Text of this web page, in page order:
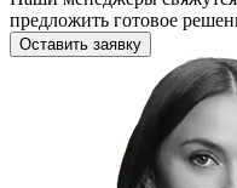
предложить готовое
Оставить заявку